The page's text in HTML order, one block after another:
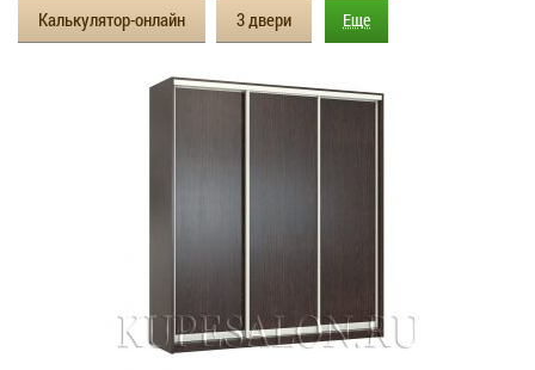
Калькулятор-онлайн 3 двери
Зеркальные
Распашные шкафы
Еще